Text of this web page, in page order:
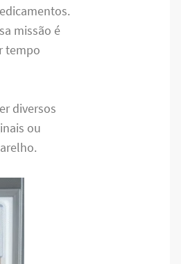
missão é
tempo
diversos
ou